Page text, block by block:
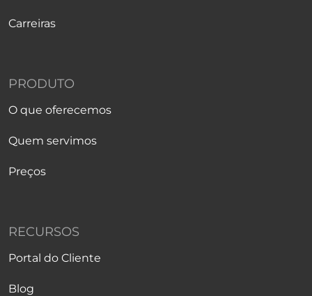
Carreiras
PRODUTO
O que oferecemos
Quem servimos
Preços
RECURSOS
Portal do Cliente
Blog